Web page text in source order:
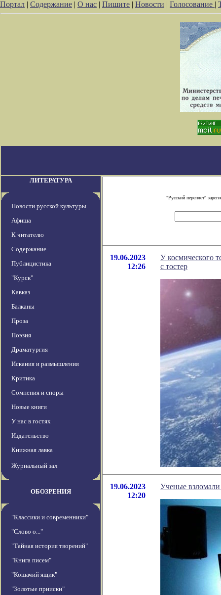
Портал | Содержание | О нас | Пишите | Новости | Голосование |
ЛИТЕРАТУРА
Новости русской культуры
Афиша
К читателю
Содержание
Публицистика
"Курск"
Кавказ
Балканы
Проза
Поэзия
Драматургия
Искания и размышления
Критика
Сомнения и споры
Новые книги
У нас в гостях
Издательство
Книжная лавка
Журнальный зал
ОБОЗРЕНИЯ
"Классики и современники"
"Слово о..."
"Тайная история творений"
"Книга писем"
"Кошачий ящик"
"Золотые прииски"
"Русский переплет"
19.06.2023
12:26
У космического
с тостер
19.06.2023
12:20
Ученые взломали